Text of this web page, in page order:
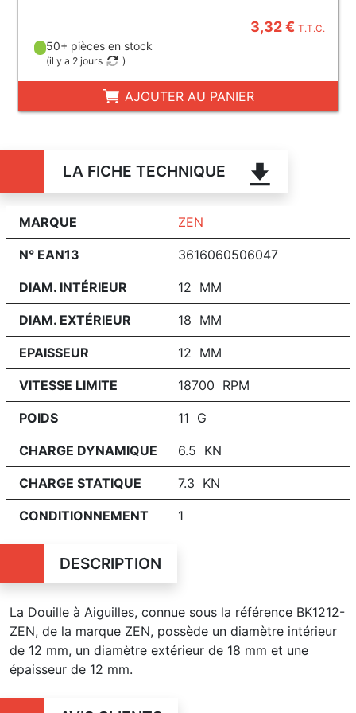
3,32 €T.T.C.
50+ pièces en stock
(il y a 2 jours )
AJOUTER AU PANIER
LA FICHE TECHNIQUE
MARQUE ZEN
N° EAN13 3616060506047
DIAM. INTÉRIEUR 12 MM
DIAM. EXTÉRIEUR 18 MM
EPAISSEUR 12 MM
VITESSE LIMITE 18700 RPM
POIDS 11 G
CHARGE DYNAMIQUE 6.5 KN
CHARGE STATIQUE 7.3 KN
CONDITIONNEMENT 1
DESCRIPTION
La Douille à Aiguilles, connue sous la référence BK1212-
ZEN, de la marque ZEN, possède un diamètre intérieur
de 12 mm, un diamètre extérieur de 18 mm et une
épaisseur de 12 mm.